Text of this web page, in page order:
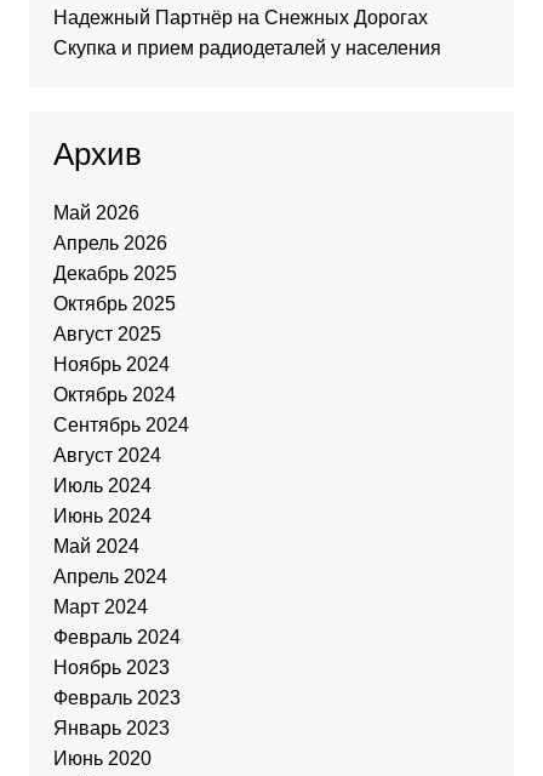
Надежный Партнёр на Снежных Дорогах
Скупка и прием радиодеталей у населения
Архив
Май 2026
Апрель 2026
Декабрь 2025
Октябрь 2025
Август 2025
Ноябрь 2024
Октябрь 2024
Сентябрь 2024
Август 2024
Июль 2024
Июнь 2024
Май 2024
Апрель 2024
Март 2024
Февраль 2024
Ноябрь 2023
Февраль 2023
Январь 2023
Июнь 2020